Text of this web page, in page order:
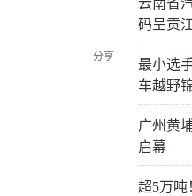
分享
云南省
码呈贡
最小选
车越野
广州黄
启幕
超5万吨